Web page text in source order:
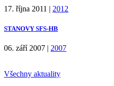
17. října 2011 | 2012
STANOVY SFS-HB
06. září 2007 | 2007
Všechny aktuality